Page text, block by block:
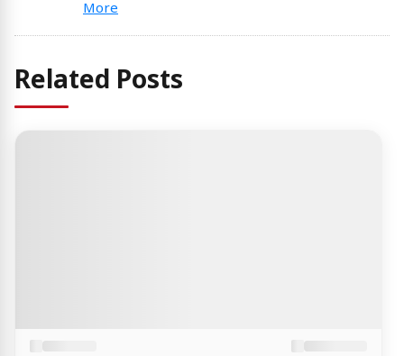
More
Related Posts